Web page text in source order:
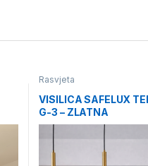
Rasvjeta
VISILICA SAFELUX
G-3 – ZLATNA